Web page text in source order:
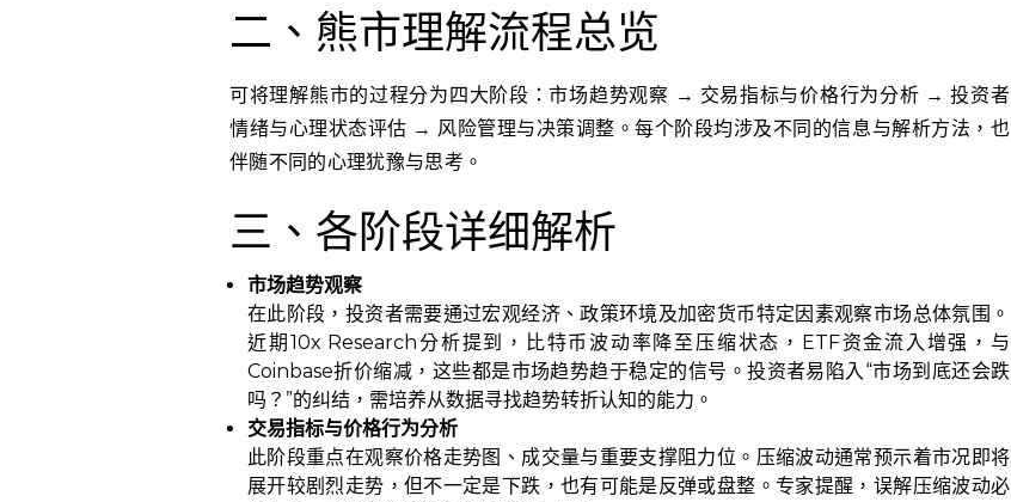
二、熊市理解流程总览
可将理解熊市的过程分为四大阶段：市场趋势观察 → 交易指标与价格行为分析 → 投资者
情绪与心理状态评估 → 风险管理与决策调整。每个阶段均涉及不同的信息与解析方法，也
伴随不同的心理犹豫与思考。
三、各阶段详细解析
市场趋势观察
在此阶段，投资者需要通过宏观经济、政策环境及加密货币特定因素观察市场总体氛围。
近期10x Research分析提到，比特币波动率降至压缩状态，ETF资金流入增强，与
Coinbase折价缩减，这些都是市场趋势趋于稳定的信号。投资者易陷入“市场到底还会跌
吗？”的纠结，需培养从数据寻找趋势转折认知的能力。
交易指标与价格行为分析
此阶段重点在观察价格走势图、成交量与重要支撑阻力位。压缩波动通常预示着市况即将
展开较剧烈走势，但不一定是下跌，也有可能是反弹或盘整。专家提醒，误解压缩波动必